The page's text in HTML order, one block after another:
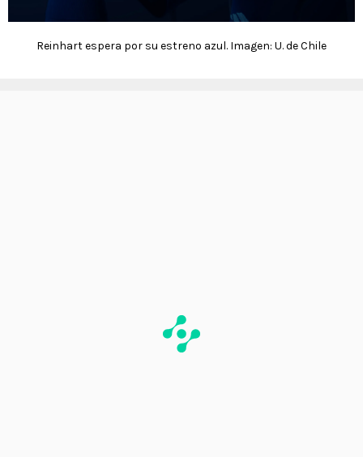
Reinhart espera por su estreno azul. Imagen: U. de Chile